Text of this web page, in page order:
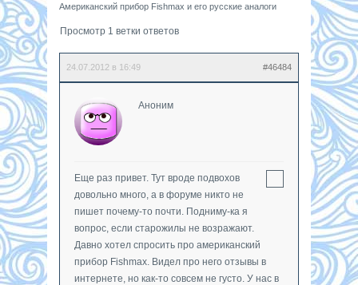
Американский прибор Fishmax и его русские аналоги
Просмотр 1 ветки ответов
24.07.2012 в 16:49 #46484
Аноним
Еще раз привет. Тут вроде подвохов
довольно много, а в форуме никто не
пишет почему-то почти. Подниму-ка я
вопрос, если старожилы не возражают.
Давно хотел спросить про американский
прибор Fishmax. Видел про него отзывы в
интернете, но как-то совсем не густо. У нас в